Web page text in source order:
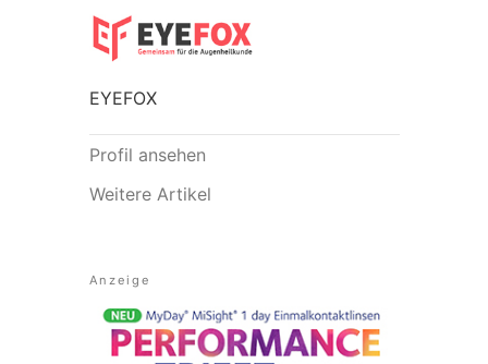
EYEFOX
Profil ansehen
Weitere Artikel